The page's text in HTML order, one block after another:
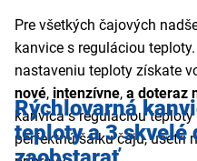
Pre všetkých čajových
kanvice s reguláciou
nastaveniu teploty získate
nové, intenzívne, a doteraz
kanvica s reguláciou
perfektnú šálku čaju, ušetrí
Rýchlovarná
teploty a 3 skvelé